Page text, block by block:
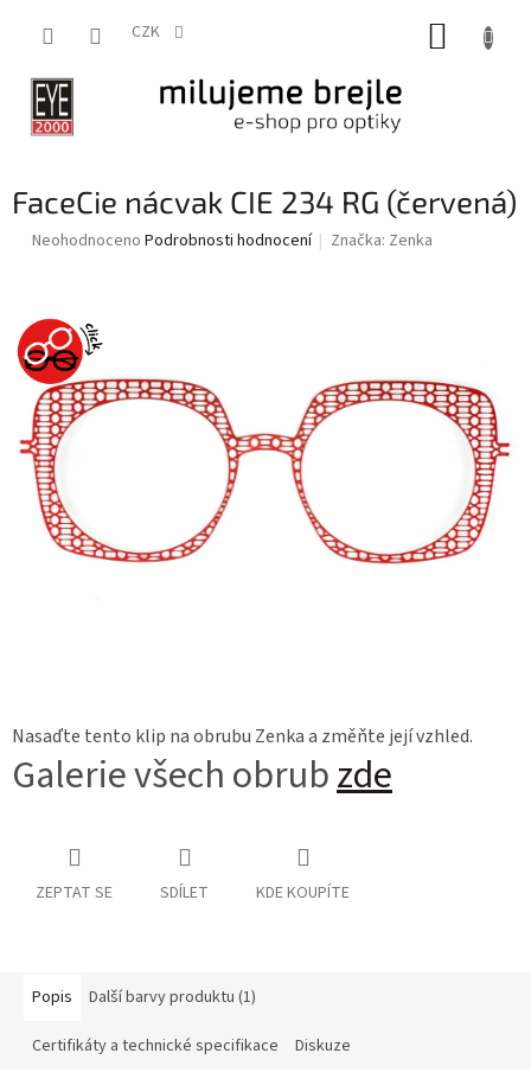
CZK
FaceCie nácvak CIE 234 RG (červená)
Průměrné
0,0
z
5
hvězdiček.
Neohodnoceno Podrobnosti hodnocení Značka: Zenka
Nasaďte tento klip na obrubu Zenka a změňte její vzhled.
Galerie všech obrubzde
ZEPTAT SE SDÍLET KDE KOUPÍTE
Popis Další barvy produktu (1)
Certifikáty a technické specifikace Diskuze